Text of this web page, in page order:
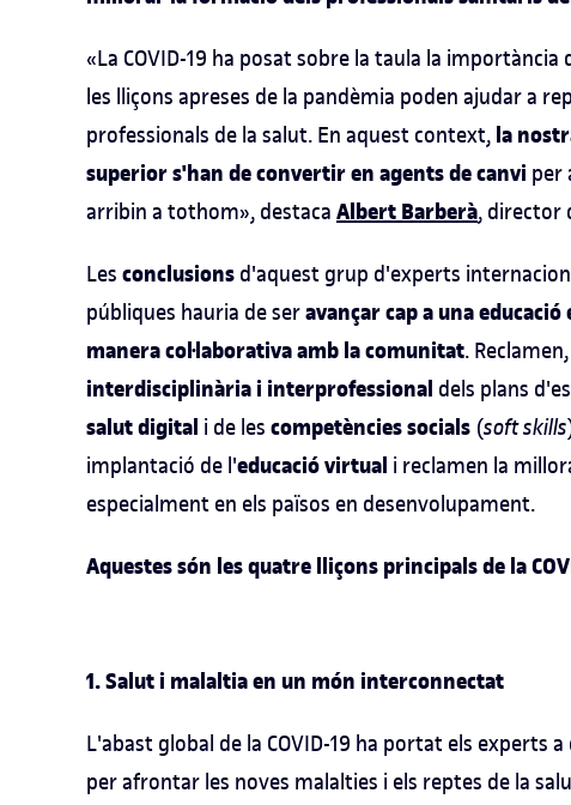
«La COVID-19 ha posat sobre la taula la importància
les lliçons apreses de la pandèmia poden ajudar a
professionals de la salut. En aquest context, la
superior s'han de convertir en agents de canvi per
arribin a tothom», destaca Albert Barberà, director
Les conclusions d'aquest grup d'experts
públiques hauria de seravançar cap a una
manera col·laborativa amb la comunitat.
interdisciplinària i interprofessional dels plans
salut digital i de les competències socials (soft skills
implantació de l'educació virtual i reclamen la
especialment en els països en desenvolupament.
Aquestes són les quatre lliçons principals de la
1. Salut i malaltia en un món interconnectat
L'abast global de la COVID-19 ha portat els experts
per afrontar les noves malalties i els reptes de la